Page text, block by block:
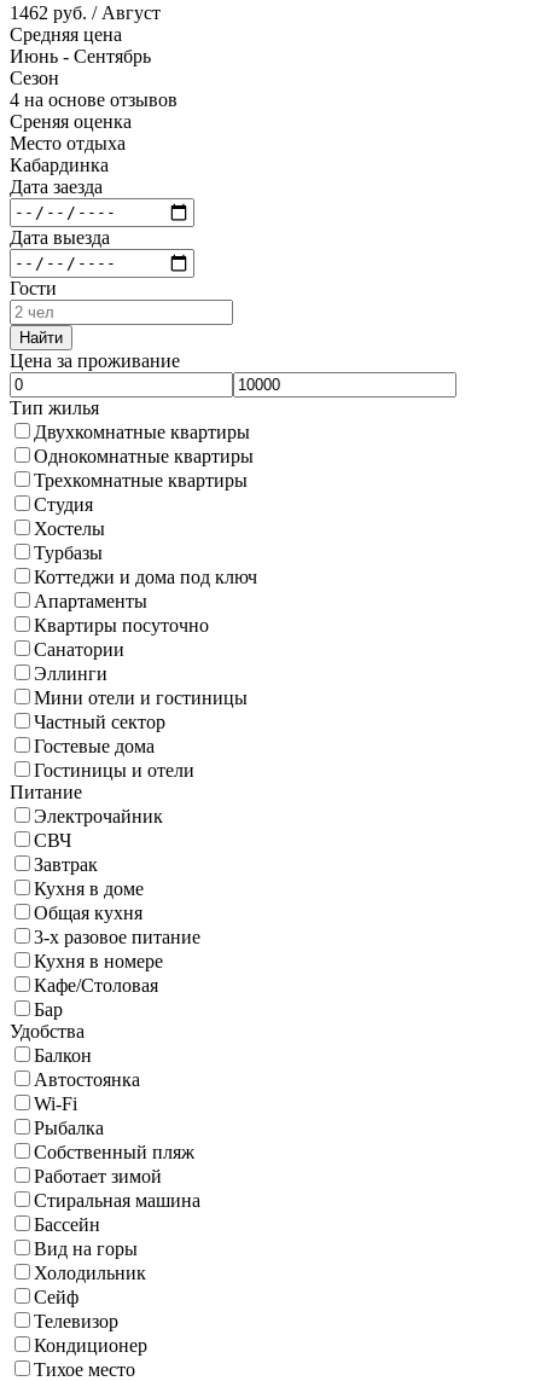
1462 руб. / Август
Средняя цена
Июнь - Сентябрь
Сезон
4 на основе отзывов
Среняя оценка
Место отдыха
Кабардинка
Дата заезда
Дата выезда
Гости
Найти
Цена за проживание
Тип жилья
Двухкомнатные квартиры
Однокомнатные квартиры
Трехкомнатные квартиры
Студия
Хостелы
Турбазы
Коттеджи и дома под ключ
Апартаменты
Квартиры посуточно
Санатории
Эллинги
Мини отели и гостиницы
Частный сектор
Гостевые дома
Гостиницы и отели
Питание
Электрочайник
СВЧ
Завтрак
Кухня в доме
Общая кухня
3-х разовое питание
Кухня в номере
Кафе/Столовая
Бар
Удобства
Балкон
Автостоянка
Wi-Fi
Рыбалка
Собственный пляж
Работает зимой
Стиральная машина
Бассейн
Вид на горы
Холодильник
Сейф
Телевизор
Кондиционер
Тихое место